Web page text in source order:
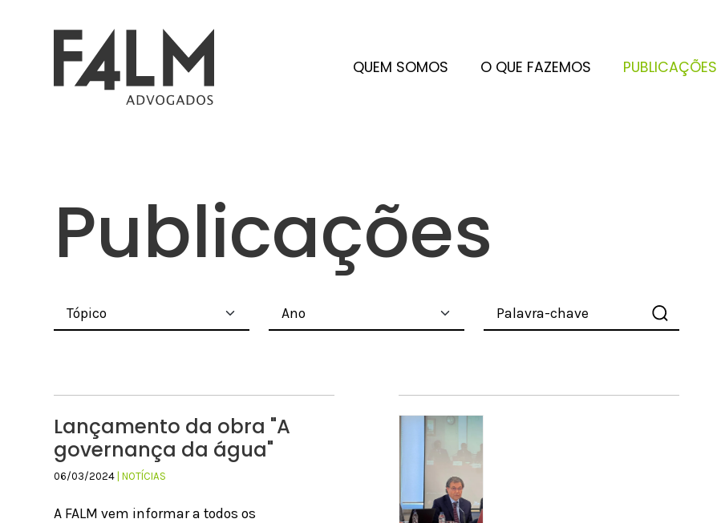
QUEM SOMOS O QUE FAZEMOS PUBLICAÇÕES
Publicações
Lançamento da obra "A
governança da água"
06/03/2024 | NOTÍCIAS
A FALM vem informar a todos os